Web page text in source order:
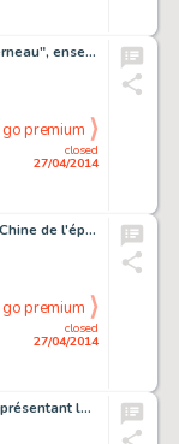
"Pendant ce temps lÃ Ã Lanterneau", ensemble inÃ…
closed
27/04/2014
go premium
XIII, planche n°44 Ã l'encre de Chine de l'épis…
closed
27/04/2014
go premium
Gaston, illustration au feutre représentant le hÃ…